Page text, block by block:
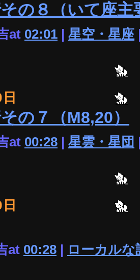
の８（いて座主
at 02:01 | 星空・星座
の７（M8,20）
at 00:28 | 星雲・星団
at 00:28 | ローカルな